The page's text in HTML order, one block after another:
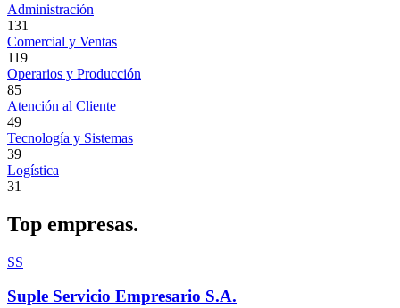
Administración
131
Comercial y Ventas
119
Operarios y Producción
85
Atención al Cliente
49
Tecnología y Sistemas
39
Logística
31
Top empresas.
SS
Suple Servicio Empresario S.A.